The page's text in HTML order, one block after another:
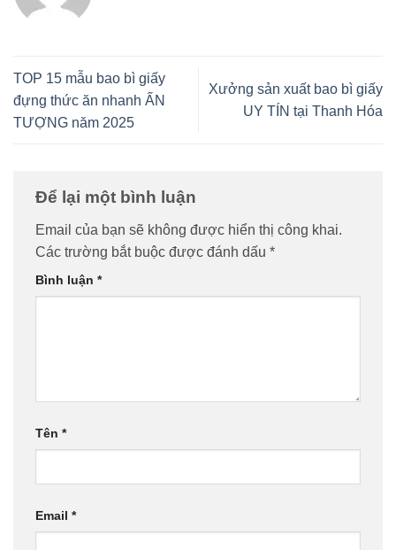
TOP 15 mẫu bao bì giấy
đựng thức ăn nhanh ẤN
TƯỢNG năm 2025
Xưởng sản xuất bao bì giấy
UY TÍN tại Thanh Hóa
Để lại một bình luận
Email của bạn sẽ không được hiển thị công khai.
Các trường bắt buộc được đánh dấu *
Bình luận *
Tên *
Email *